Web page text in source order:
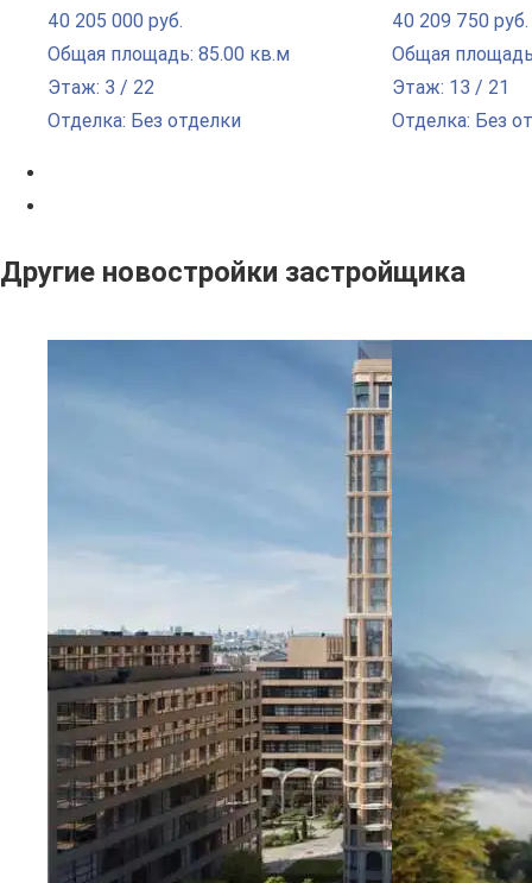
40 205 000 руб.
Общая площадь: 85.00 кв.м
Этаж: 3 / 22
Отделка: Без отделки
40 209 750 руб.
Общая
Этаж: 13 / 21
Отделка: Без
Другие новостройки застройщика